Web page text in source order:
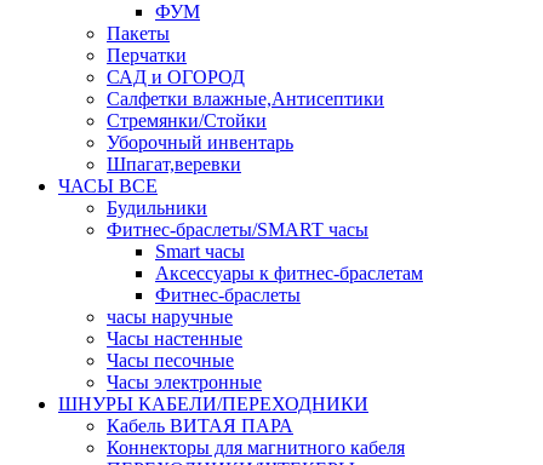
ФУМ
Пакеты
Перчатки
САД и ОГОРОД
Салфетки влажные,Антисептики
Стремянки/Стойки
Уборочный инвентарь
Шпагат,веревки
ЧАСЫ ВСЕ
Будильники
Фитнес-браслеты/SMART часы
Smart часы
Аксессуары к фитнес-браслетам
Фитнес-браслеты
часы наручные
Часы настенные
Часы песочные
Часы электронные
ШНУРЫ КАБЕЛИ/ПЕРЕХОДНИКИ
Кабель ВИТАЯ ПАРА
Коннекторы для магнитного кабеля